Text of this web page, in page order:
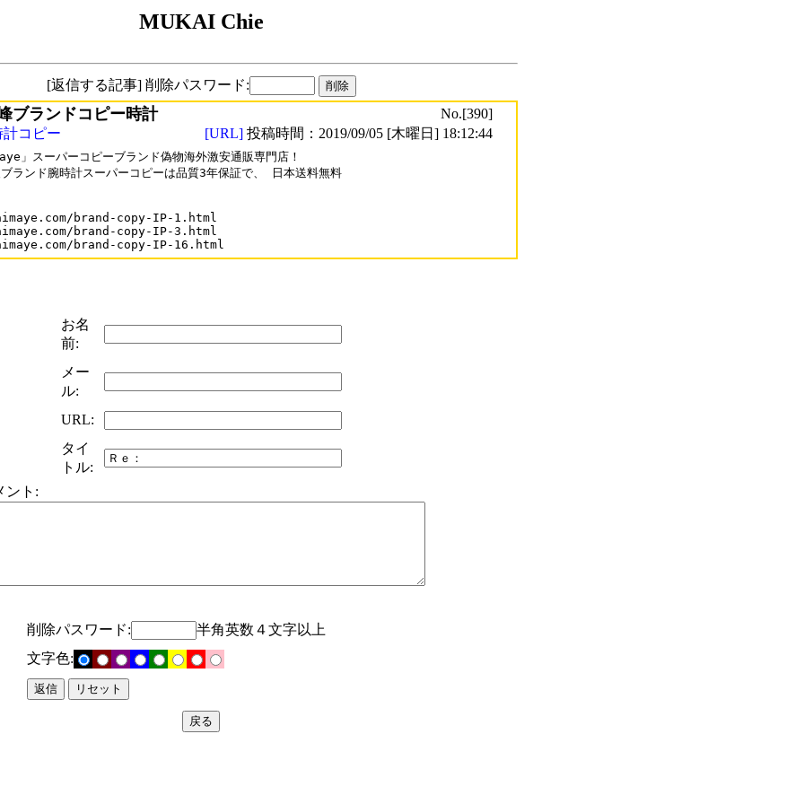
MUKAI Chie
[返信する記事] 削除パスワード:
ブランドコピー時計
No.[390]
計コピー
[URL] 投稿時間：2019/09/05 [木曜日] 18:12:44
」スーパーコピーブランド偽物海外激安通販専門店！
ランド腕時計スーパーコピーは品質3年保証で、 日本送料無料
brand-copy-IP-1.html
brand-copy-IP-3.html
brand-copy-IP-16.html
お名
前:
メー
ル:
URL:
タイ
トル:
ント:
削除パスワード:
半角英数４文字以上
文字色: